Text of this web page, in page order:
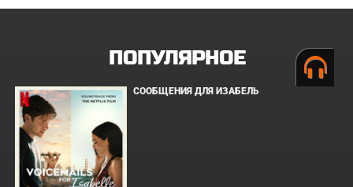
ПОПУЛЯРНОЕ
СООБЩЕНИЯ ДЛЯ ИЗАБЕЛЬ